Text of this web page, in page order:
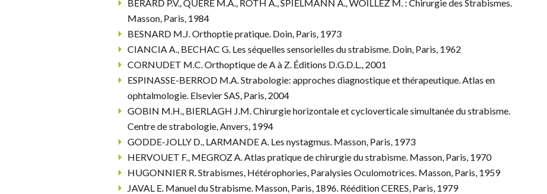
BÉRARD P.V., QUÉRÉ M.A., ROTH A., SPIELMANN A., WOILLEZ M. : Chirurgie des Strabismes.
Masson, Paris, 1984
BESNARD M.J. Orthoptie pratique. Doin, Paris, 1973
CIANCIA A., BECHAC G. Les séquelles sensorielles du strabisme. Doin, Paris, 1962
CORNUDET M.C. Orthoptique de A à Z. Éditions D.G.D.L., 2001
ESPINASSE-BERROD M.A. Strabologie: approches diagnostique et thérapeutique. Atlas en
ophtalmologie. Elsevier SAS, Paris, 2004
GOBIN M.H., BIERLAGH J.M. Chirurgie horizontale et cycloverticale simultanée du strabisme.
Centre de strabologie, Anvers, 1994
GODDE-JOLLY D., LARMANDE A. Les nystagmus. Masson, Paris, 1973
HERVOUET F., MEGROZ A. Atlas pratique de chirurgie du strabisme. Masson, Paris, 1970
HUGONNIER R. Strabismes, Hétérophories, Paralysies Oculomotrices. Masson, Paris, 1959
JAVAL E. Manuel du Strabisme. Masson, Paris, 1896. Réédition CERES, Paris, 1979